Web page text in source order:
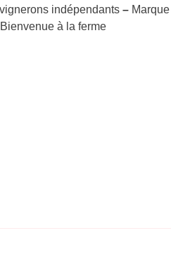
indépendants –
Bienvenue à la ferme